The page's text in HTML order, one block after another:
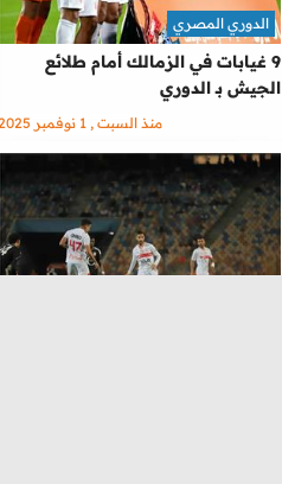
9 غيابات في الزمالك أمام طلائع
الجيش بـ الدوري
الدوري المصري
منذ السبت , 1 نوفمبر 2025